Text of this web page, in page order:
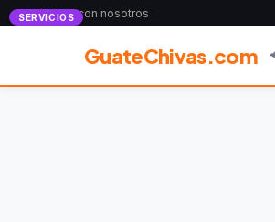
Anunciate con nosotros
GuateChivas.com
SERVICIOS